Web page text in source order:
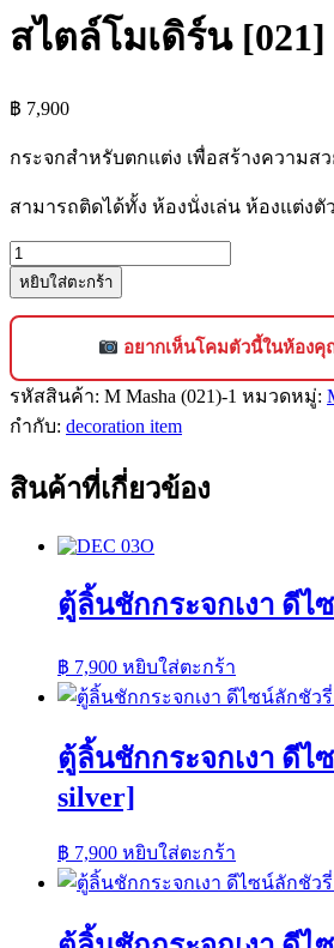
สไตล์โมเดิร์น [021]
฿ 7,900
กระจกสำหรับตกแต่ง เพื่อสร้างความ
สามารถติดได้ทั้ง ห้องนั่งเล่น ห้องแต่งตั
จำนวน
กระจก
ตกแต่ง
ดี
ไซน์
ลัก
รี่
หยิบใส่ตะกร้า
อยากเห็นโคมตัวนี้ในห้องคุ
รหัสสินค้า: M Masha (021)-1 หมวดหมู่:
กำกับ: decoration item
สินค้าที่เกี่ยวข้อง
ตู้ลิ้นชักกระจกเงา ดีไ
฿ 7,900 หยิบใส่ตะกร้า
ตู้ลิ้นชักกระจกเงา ดีไ
silver]
฿ 7,900 หยิบใส่ตะกร้า